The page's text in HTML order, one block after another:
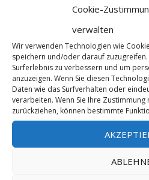
Cookie-
verwalten
Wir verwenden Technologien wie
speichern und/oder darauf
Surferlebnis zu verbessern und um
anzuzeigen. Wenn Sie diesen
Daten wie das Surfverhalten oder
verarbeiten. Wenn Sie Ihre
zurückziehen, können bestimmte
Gabri Moroni
„Demencia Senil“
HINTERLASSE EINE
Deine E-Mail-
veröffentlicht.
sind mit*markiert